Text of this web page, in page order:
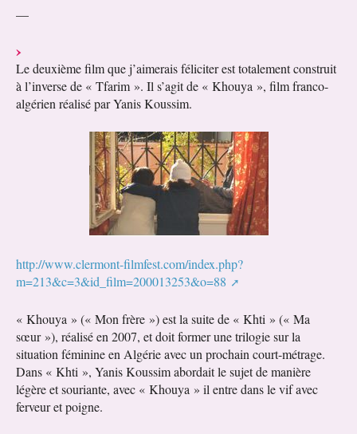
—
Le deuxième film que j’aimerais féliciter est totalement construit
à l’inverse de « Tfarim ». Il s’agit de « Khouya », film franco-
algérien réalisé par Yanis Koussim.
http://www.clermont-filmfest.com/index.php?
m=213&c=3&id_film=200013253&o=88
« Khouya » (« Mon frère ») est la suite de « Khti » (« Ma
sœur »), réalisé en 2007, et doit former une trilogie sur la
situation féminine en Algérie avec un prochain court-métrage.
Dans « Khti », Yanis Koussim abordait le sujet de manière
légère et souriante, avec « Khouya » il entre dans le vif avec
ferveur et poigne.